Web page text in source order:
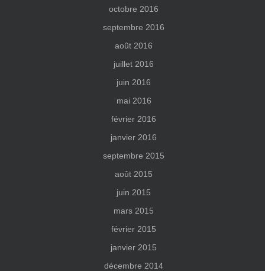
octobre 2016
septembre 2016
août 2016
juillet 2016
juin 2016
mai 2016
février 2016
janvier 2016
septembre 2015
août 2015
juin 2015
mars 2015
février 2015
janvier 2015
décembre 2014